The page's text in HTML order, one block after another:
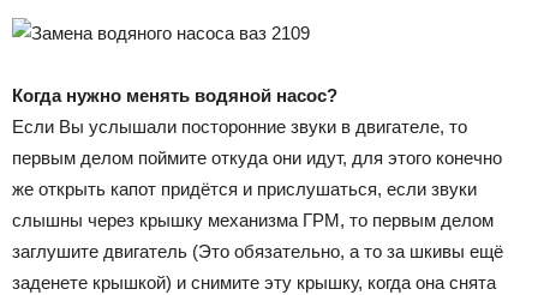
Когда нужно менять водяной насос?
Если Вы услышали посторонние звуки в двигателе, то
первым делом поймите откуда они идут, для этого конечно
же открыть капот придётся и прислушаться, если звуки
слышны через крышку механизма ГРМ, то первым делом
заглушите двигатель (Это обязательно, а то за шкивы ещё
заденете крышкой) и снимите эту крышку, когда она снята